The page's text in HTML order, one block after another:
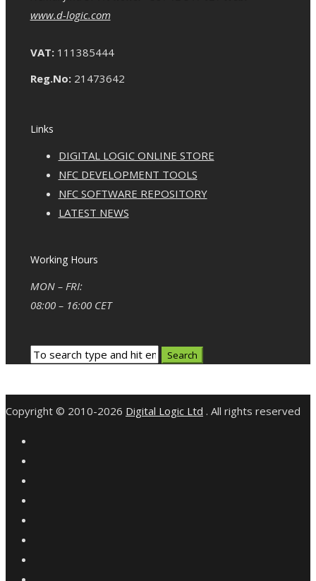
www.d-logic.com
VAT:111385444
Reg.No:21473642
Links
DIGITAL LOGIC ONLINE STORE
NFC DEVELOPMENT TOOLS
NFC SOFTWARE REPOSITORY
LATEST NEWS
Working Hours
MON – FRI:
08:00 – 16:00 CET
Copyright © 2010-2026 Digital Logic Ltd . All rights reserved